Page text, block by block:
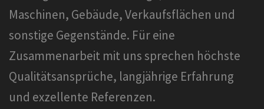
Maschinen, Gebäude, Verkaufsflächen und
sonstige Gegenstände. Für eine
Zusammenarbeit mit uns sprechen höchste
Qualitätsansprüche, langjährige Erfahrung
und exzellente Referenzen.